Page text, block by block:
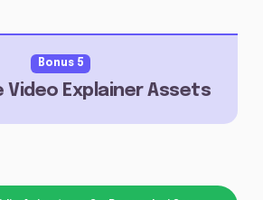
Bonus 5
Video Explainer Assets